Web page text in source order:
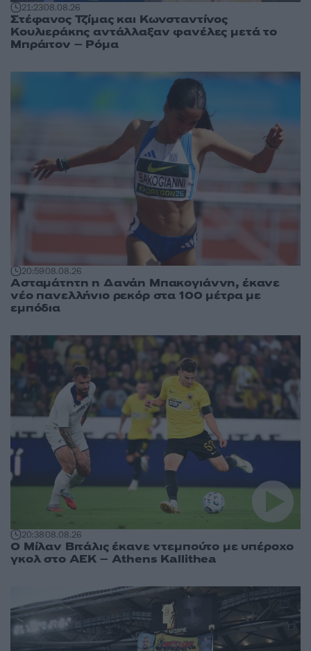
21:2308.08.26
Στέφανος Τζίμας και Κωνσταντίνος
Κουλιεράκης αντάλλαξαν φανέλες μετά το
Μπράιτον – Ρόμα
20:5908.08.26
Ασταμάτητη η Δανάη Μπακογιάννη, έκανε
νέο πανελλήνιο ρεκόρ στα 100 μέτρα με
εμπόδια
20:3808.08.26
Ο Μίλαν Βιτάλις έκανε ντεμπούτο με υπέροχο
γκολ στο ΑΕΚ – Athens Kallithea